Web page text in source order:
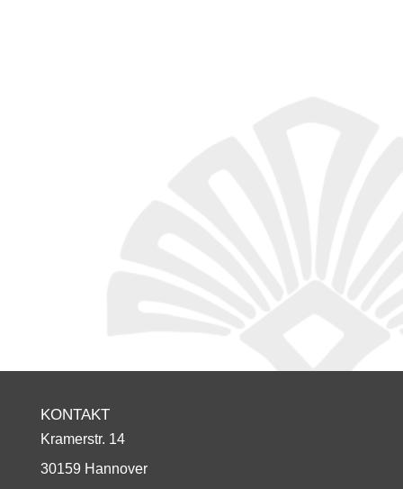
KONTAKT
Kramerstr. 14
30159 Hannover